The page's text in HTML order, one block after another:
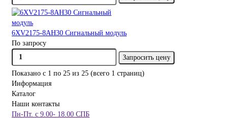
6XV2175-8AH30 Сигнальный модуль
По запросу
Запросить цену
Показано с 1 по 25 из 25 (всего 1 страниц)
Информация
Каталог
Наши контакты
Пн-Пт. с 9.00- 18.00 СПБ